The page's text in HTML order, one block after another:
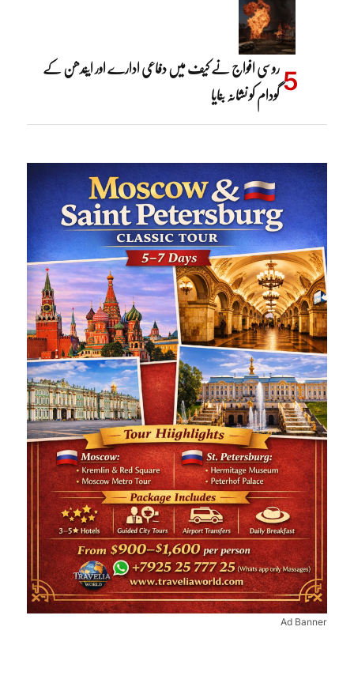
روسی افواج نے کیف میں دفاعی ادارے اور ایندھن کے
گودام کو نشانہ بنایا
Ad Banner